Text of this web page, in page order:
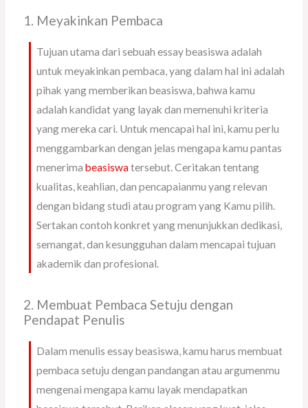
1. Meyakinkan Pembaca
Tujuan utama dari sebuah essay beasiswa adalah
untuk meyakinkan pembaca, yang dalam hal ini adalah
pihak yang memberikan beasiswa, bahwa kamu
adalah kandidat yang layak dan memenuhi kriteria
yang mereka cari. Untuk mencapai hal ini, kamu perlu
menggambarkan dengan jelas mengapa kamu pantas
menerima beasiswatersebut. Ceritakan tentang
kualitas, keahlian, dan pencapaianmu yang relevan
dengan bidang studi atau program yang Kamu pilih.
Sertakan contoh konkret yang menunjukkan dedikasi,
semangat, dan kesungguhan dalam mencapai tujuan
akademik dan profesional.
2. Membuat Pembaca Setuju dengan
Pendapat Penulis
Dalam menulis essay beasiswa, kamu harus membuat
pembaca setuju dengan pandangan atau argumenmu
mengenai mengapa kamu layak mendapatkan